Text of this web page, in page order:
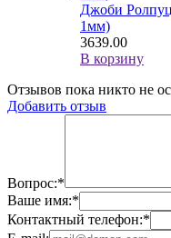
Джоби Ролпуц
1мм)
3639.00
В корзину
Отзывов пока никто не
Добавить отзыв
Вопрос:*
Ваше имя:*
Контактный телефон:*